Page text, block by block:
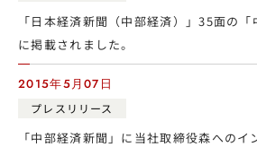
「日本経済新聞（中部経済）」35面の「
に掲載されました。
2015年5月07日
プレスリリース
「中部経済新聞」に当社取締役森への